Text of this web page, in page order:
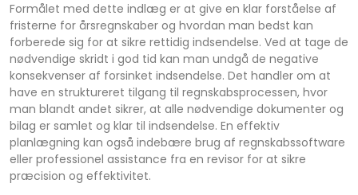
Formålet med dette indlæg er at give en klar forståelse af
fristerne for årsregnskaber og hvordan man bedst kan
forberede sig for at sikre rettidig indsendelse. Ved at tage de
nødvendige skridt i god tid kan man undgå de negative
konsekvenser af forsinket indsendelse. Det handler om at
have en struktureret tilgang til regnskabsprocessen, hvor
man blandt andet sikrer, at alle nødvendige dokumenter og
bilag er samlet og klar til indsendelse. En effektiv
planlægning kan også indebære brug af regnskabssoftware
eller professionel assistance fra en revisor for at sikre
præcision og effektivitet.